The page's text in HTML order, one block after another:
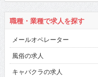
職種・業種で求人を探す
メールオペレーター
風俗の求人
キャバクラの求人